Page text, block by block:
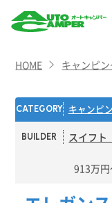
CAMPER
（オート
キャン
HOME キャンピ
CATEGORY キャンピ
BUILDER スイフト
913万